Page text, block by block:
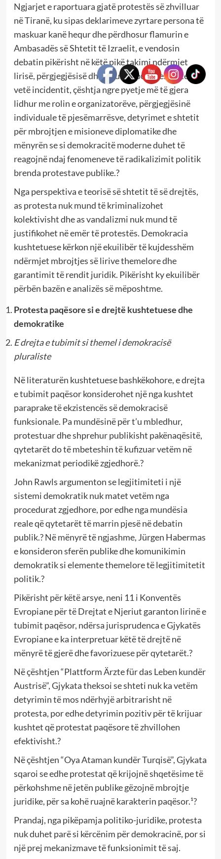
Ngjarjet e raportuara gjatë protestës së zhvilluar
në Tiranë, ku sipas deklarimeve zyrtare persona të
maskuar kanë hequr dhe përdhosur flamurin e
Ambasadës së Shtetit të Izraelit, e vendosin
debatin pikërisht në këtë pikë takimi ndërmjet
lirisë, përgjegjësisë dhe sigurisë publike. Përtej
vetë incidentit, çështja ngre pyetje më të gjera
lidhur me rolin e organizatorëve, përgjegjësinë
individuale të pjesëmarrësve, detyrimet e shtetit
për mbrojtjen e misioneve diplomatike dhe
mënyrën se si demokracitë moderne duhet të
reagojnë ndaj fenomeneve të radikalizimit politik
brenda protestave publike.?
Nga perspektiva e teorisë së shtetit të së drejtës,
as protesta nuk mund të kriminalizohet
kolektivisht dhe as vandalizmi nuk mund të
justifikohet në emër të protestës. Demokracia
kushtetuese kërkon një ekuilibër të kujdesshëm
ndërmjet mbrojtjes së lirive themelore dhe
garantimit të rendit juridik. Pikërisht ky ekuilibër
përbën bazën e analizës së mëposhtme.
Protesta paqësore si e drejtë kushtetuese dhe
demokratike
E drejta e tubimit si themel i demokracisë
pluraliste
Në literaturën kushtetuese bashkëkohore, e drejta
e tubimit paqësor konsiderohet një nga kushtet
paraprake të ekzistencës së demokracisë
funksionale. Pa mundësinë për t’u mbledhur,
protestuar dhe shprehur publikisht pakënaqësitë,
qytetarët do të mbeteshin të kufizuar vetëm në
mekanizmat periodikë zgjedhorë.?
John Rawls argumenton se legjitimiteti i një
sistemi demokratik nuk matet vetëm nga
procedurat zgjedhore, por edhe nga mundësia
reale që qytetarët të marrin pjesë në debatin
publik.? Në mënyrë të ngjashme, Jürgen Habermas
e konsideron sferën publike dhe komunikimin
demokratik si elemente themelore të legjitimitetit
politik.?
Pikërisht për këtë arsye, neni 11 i Konventës
Evropiane për të Drejtat e Njeriut garanton lirinë e
tubimit paqësor, ndërsa jurisprudenca e Gjykatës
Evropiane e ka interpretuar këtë të drejtë në
mënyrë të gjerë dhe favorizuese për qytetarët.?
Në çështjen “Plattform Ärzte für das Leben kundër
Austrisë”, Gjykata theksoi se shteti nuk ka vetëm
detyrimin të mos ndërhyjë arbitrarisht në
protesta, por edhe detyrimin pozitiv për të krijuar
kushtet që protestat paqësore të zhvillohen
efektivisht.?
Në çështjen “Oya Ataman kundër Turqisë”, Gjykata
sqaroi se edhe protestat që krijojnë shqetësime të
përkohshme në jetën publike gëzojnë mbrojtje
juridike, për sa kohë ruajnë karakterin paqësor.¹?
Prandaj, nga pikëpamja politiko-juridike, protesta
nuk duhet parë si kërcënim për demokracinë, por si
një prej mekanizmave të funksionimit të saj.